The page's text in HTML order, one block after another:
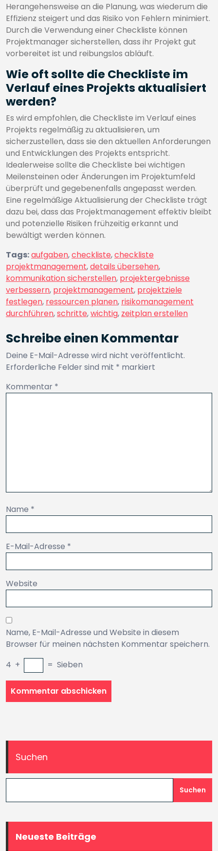
Herangehensweise an die Planung, was wiederum die
Effizienz steigert und das Risiko von Fehlern minimiert.
Durch die Verwendung einer Checkliste können
Projektmanager sicherstellen, dass ihr Projekt gut
vorbereitet ist und reibungslos abläuft.
Wie oft sollte die Checkliste im
Verlauf eines Projekts aktualisiert
werden?
Es wird empfohlen, die Checkliste im Verlauf eines
Projekts regelmäßig zu aktualisieren, um
sicherzustellen, dass sie den aktuellen Anforderungen
und Entwicklungen des Projekts entspricht.
Idealerweise sollte die Checkliste bei wichtigen
Meilensteinen oder Änderungen im Projektumfeld
überprüft und gegebenenfalls angepasst werden.
Eine regelmäßige Aktualisierung der Checkliste trägt
dazu bei, dass das Projektmanagement effektiv bleibt
und potenzielle Risiken frühzeitig erkannt und
bewältigt werden können.
Tags:aufgaben,checkliste,checkliste
projektmanagement,details übersehen,
kommunikation sicherstellen, projektergebnisse
verbessern, projektmanagement, projektziele
festlegen, ressourcen planen, risikomanagement
durchführen,schritte,wichtig, zeitplan erstellen
Schreibe einen Kommentar
Deine E-Mail-Adresse wird nicht veröffentlicht.
Erforderliche Felder sind mit * markiert
Kommentar *
Name *
E-Mail-Adresse *
Website
Name, E-Mail-Adresse und Website in diesem
Browser für meinen nächsten Kommentar speichern.
4 + = Sieben
Suchen
Suchen
Neueste Beiträge